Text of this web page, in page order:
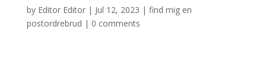
by Editor Editor| Jul 12, 2023 | find mig en
postordrebrud | 0 comments